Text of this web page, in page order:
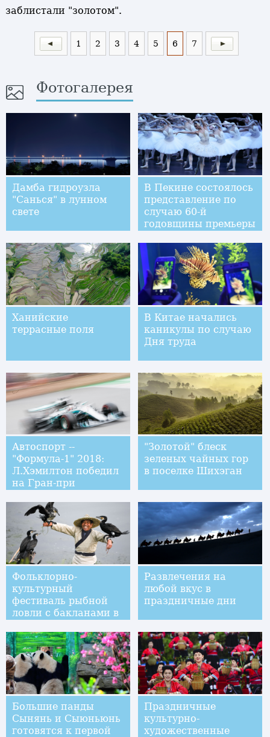
заблистали "золотом".
1 2 3 4 5 6 7
Фотогалерея
Дамба гидроузла
"Санься" в лунном
свете
В Пекине состоялось
представление по
случаю 60-й
годовщины премьеры
"Лебединое озеро"
Ханийские
террасные поля
В Китае начались
каникулы по случаю
Дня труда
Автоспорт --
"Формула-1" 2018:
Л.Хэмилтон победил
на Гран-при
"Золотой" блеск
зеленых чайных гор
в поселке Шихэган
Фольклорно-
культурный
фестиваль рыбной
ловли с бакланами в
Развлечения на
любой вкус в
праздничные дни
Большие панды
Сынянь и Сыюньюнь
готовятся к первой
Праздничные
культурно-
художественные